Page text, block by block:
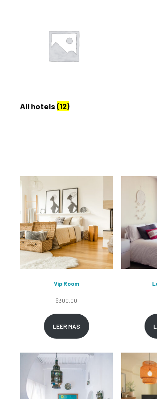
All hotels (12)
Vip Room
$300.00
LEER MÁS